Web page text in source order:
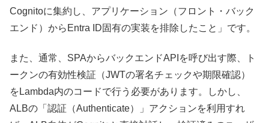
Cognitoに集約し、アプリケーション（フロント・バック
エンド）からEntra ID固有の実装を排除したこと」です。
また、通常、SPAからバックエンドAPIを呼び出す際、ト
ークンの有効性検証（JWTの署名チェックや期限確認）
をLambda内のコードで行う必要があります。しかし、
ALBの「認証（Authenticate）」アクションを利用すれ